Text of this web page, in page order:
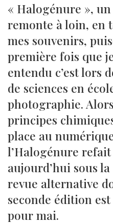
« Halogénure »,
remonte à loin, en
mes souvenirs,
première fois que
entendu c’est lors
de sciences en
photographie.
principes
place au
l’Halogénure
aujourd’hui sous
revue alternative
seconde édition
pour mai.